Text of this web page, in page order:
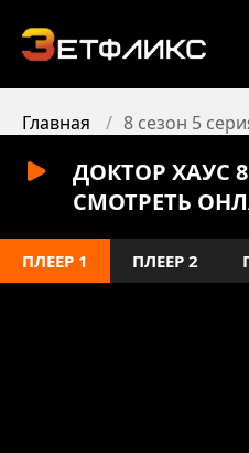
Главная 8 сезон 5
ДОКТОР ХАУС
СМОТРЕТЬ
ПЛЕЕР 1 ПЛЕЕР 2